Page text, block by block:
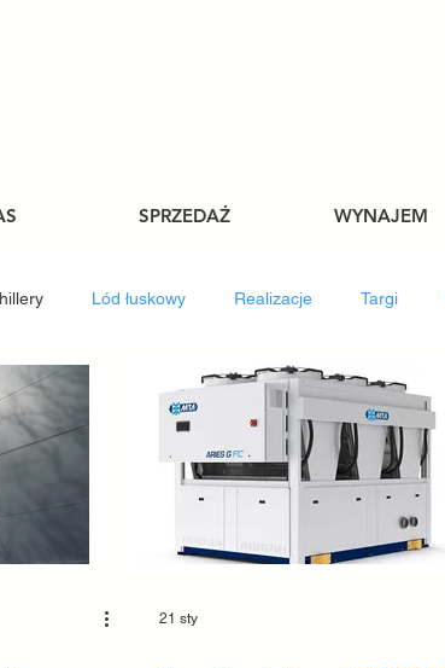
SPRZEDAŻ WYNAJEM
Lód łuskowy Realizacje Targi
21 sty